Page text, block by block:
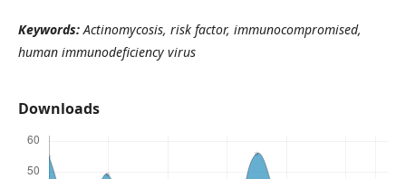
Keywords:Actinomycosis, risk factor, immunocompromised,
human immunodeficiency virus
Downloads